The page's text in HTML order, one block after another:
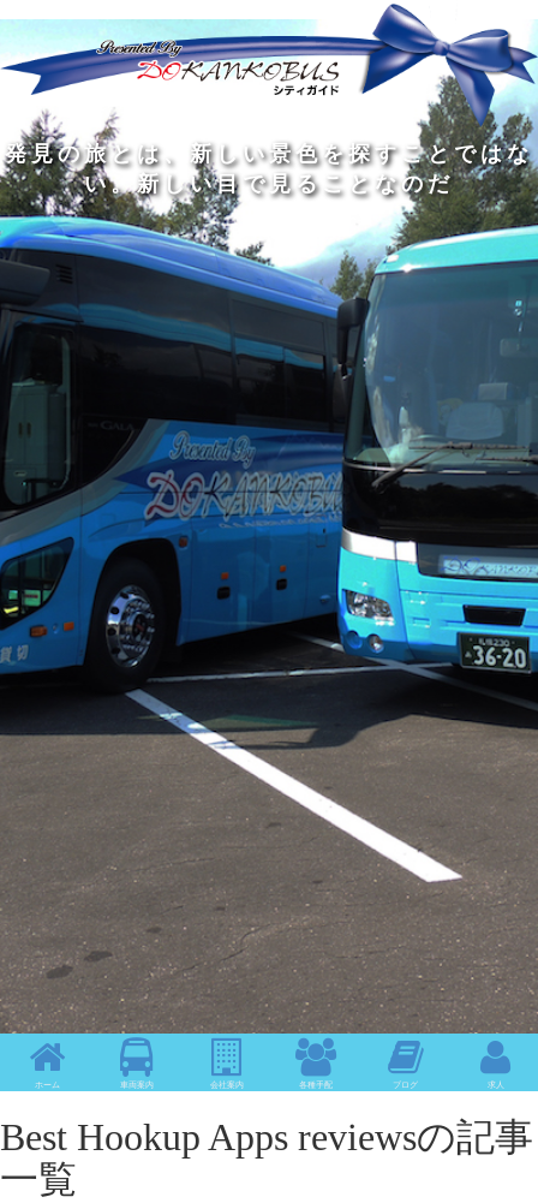
旅 の 程 に こそ価値があ る
発見の旅と は 新 し い景色を探す ことではな
い。 新 しい目 で見 る こ と なのだ
人間の幅を広 げる ものは3つある。人と会
い、 本 を読み 、旅 を す る ことだ
私は旅 をす るために旅をする
旅 の 程 に こそ価値があ る
どんなに洗 練 れ た 大人の中にも 、外に出た
くてし ょうがない小さな 子供がいる
旅をするの は 着 す るためではな く、旅をす
るた めで あ る
旅は 真 知 識 の大きな泉で ある
ホーム 車両案内 会社案内 各種手配 ブログ 求人
Best Hookup Apps reviewsの記事
一覧